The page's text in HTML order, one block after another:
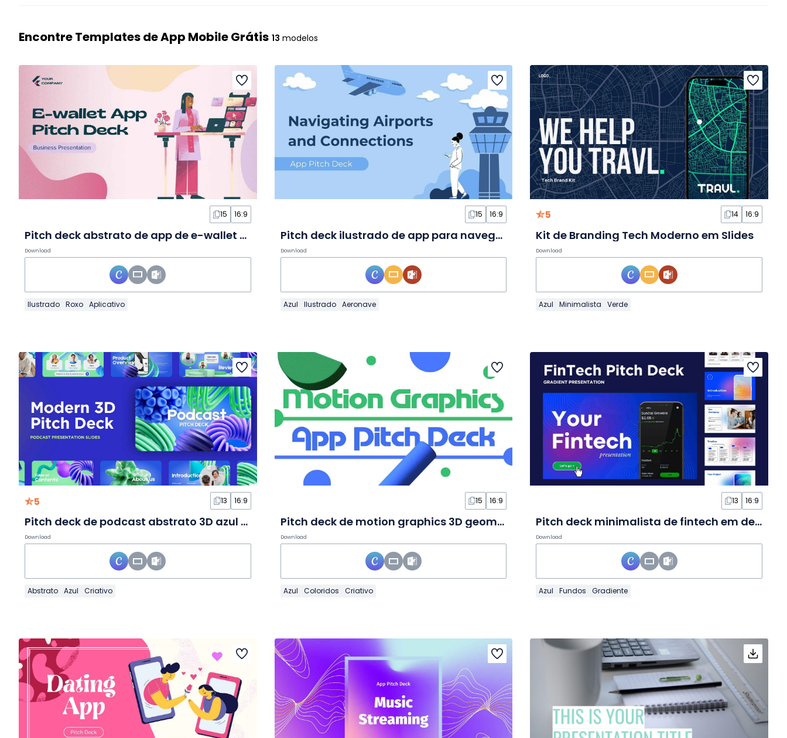
Encontre Templates de App Mobile Grátis 13 modelos
15 16:9
Pitch deck abstrato de app de e-wallet em slides
Download
Ilustrado Roxo Aplicativo
15 16:9
Pitch deck ilustrado de app para navegação em aeroportos em Slides
Download
Azul Ilustrado Aeronave
5 14 16:9
Kit de Branding Tech Moderno em Slides
Download
Azul Minimalista Verde
5 13 16:9
Pitch deck de podcast abstrato 3D azul em Slides
Download
Abstrato Azul Criativo
15 16:9
Pitch deck de motion graphics 3D geométrico em Slides
Download
Azul Coloridos Criativo
13 16:9
Pitch deck minimalista de fintech em degradê em Slides
Download
Azul Fundos Gradiente